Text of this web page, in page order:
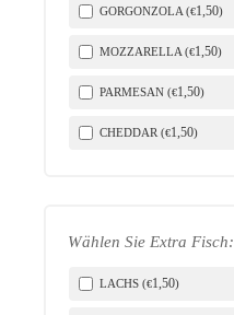
GORGONZOLA (€1,50)
MOZZARELLA (€1,50)
PARMESAN (€1,50)
CHEDDAR (€1,50)
Wählen Sie Extra Fisch:
LACHS (€1,50)